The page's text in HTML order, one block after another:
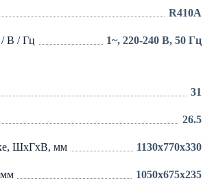
R410A
/ В / Гц 1~, 220-240 В, 50 Гц
31
26.5
ШхГхВ, мм 1130x770x330
1050x675x235